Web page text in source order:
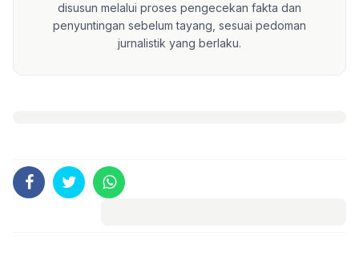
disusun melalui proses pengecekan fakta dan
penyuntingan sebelum tayang, sesuai pedoman
jurnalistik yang berlaku.